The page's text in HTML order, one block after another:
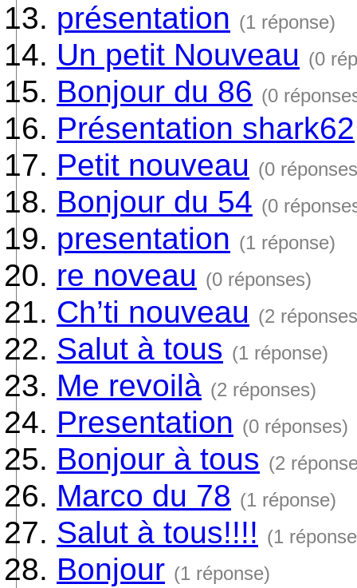
présentation (1 réponse)
Un petit Nouveau (0
Bonjour du 86 (0
Présentation shark62
Petit nouveau (0
Bonjour du 54 (0
presentation (1 réponse)
re noveau (0 réponses)
Ch’ti nouveau (2
Salut à tous (1 réponse)
Me revoilà (2 réponses)
Presentation (0 réponses)
Bonjour à tous (2
Marco du 78 (1 réponse)
Salut à tous!!!! (1
Bonjour (1 réponse)